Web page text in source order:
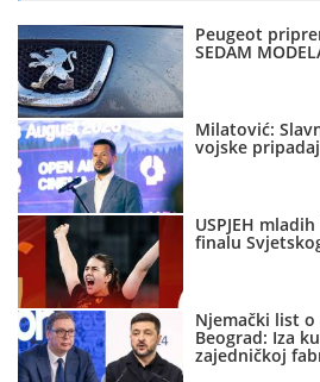
Peugeot
SEDAM
Milatović:
vojske
USPJEH
finalu
Njemački list o
Beograd: Iza
zajedničkoj